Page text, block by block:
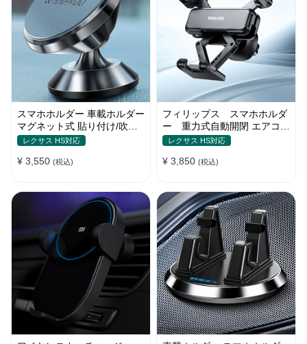
スマホホルダー 車載ホルダー
マグネット式 貼り付け/吹き
出し口 合金 多機種対応
レクサス HS対応
¥ 3,550 (税込)
フィリップス スマホホルダ
ー 重力式自動開閉 エアコン
吹き出し口用 クリップ式 車
レクサス HS対応
¥ 3,850 (税込)